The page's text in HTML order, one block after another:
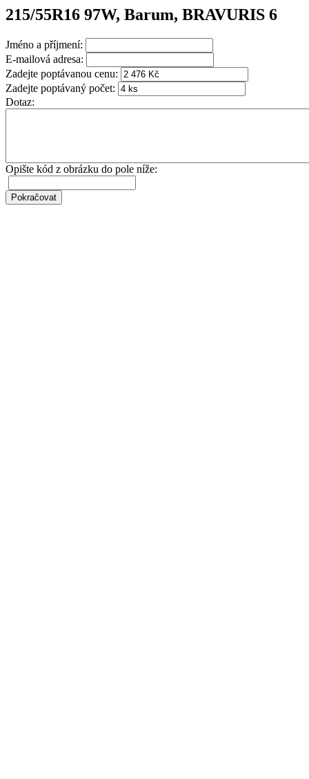
215/55R16 97W, Barum, BRAVURIS 6
Jméno a příjmení:
E-mailová adresa:
Zadejte poptávanou cenu:
Zadejte poptávaný počet:
Dotaz:
Opište kód z obrázku do pole níže: